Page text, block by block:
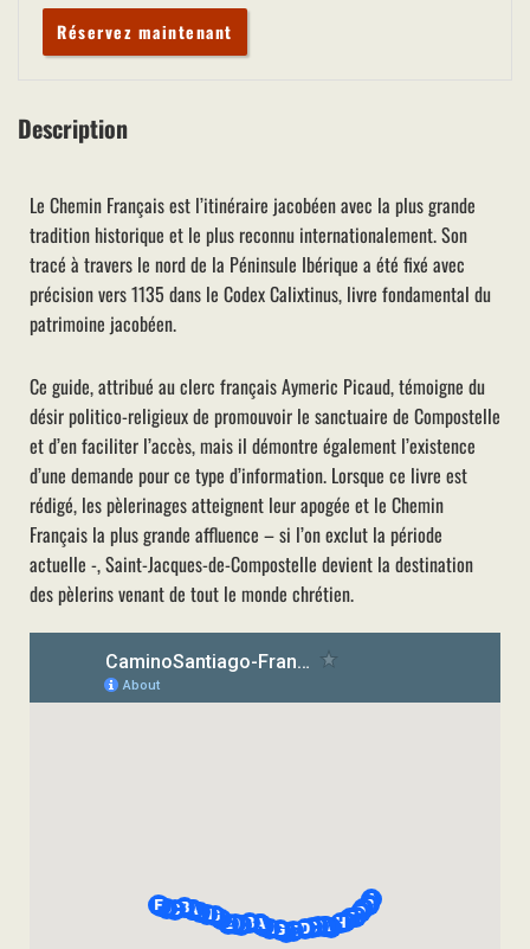
Réservez maintenant
Description
Le Chemin Français est l’itinéraire jacobéen avec la plus grande
tradition historique et le plus reconnu internationalement. Son
tracé à travers le nord de la Péninsule Ibérique a été fixé avec
précision vers 1135 dans le Codex Calixtinus, livre fondamental du
patrimoine jacobéen.
Ce guide, attribué au clerc français Aymeric Picaud, témoigne du
désir politico-religieux de promouvoir le sanctuaire de Compostelle
et d’en faciliter l’accès, mais il démontre également l’existence
d’une demande pour ce type d’information. Lorsque ce livre est
rédigé, les pèlerinages atteignent leur apogée et le Chemin
Français la plus grande affluence – si l’on exclut la période
actuelle -, Saint-Jacques-de-Compostelle devient la destination
des pèlerins venant de tout le monde chrétien.